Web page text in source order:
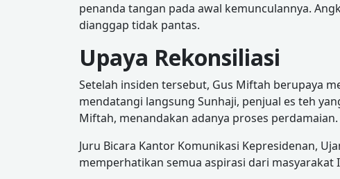
penanda tangan pada awal kemunculannya.
dianggap tidak pantas.
Upaya Rekonsiliasi
Setelah insiden tersebut, Gus Miftah berupaya
mendatangi langsung Sunhaji, penjual es teh
Miftah, menandakan adanya proses perdamaian.
Juru Bicara Kantor Komunikasi Kepresidenan,
memperhatikan semua aspirasi dari